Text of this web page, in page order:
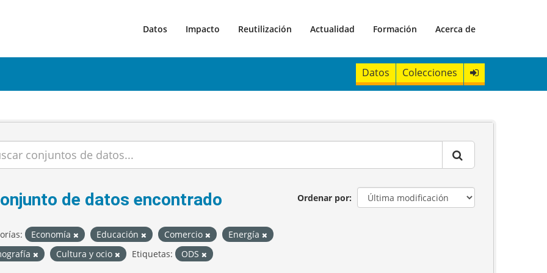
Datos Impacto Reutilización Actualidad Formación Acerca de
Datos Colecciones
Ordenar por
de datos encontrado
Economía Educación Comercio
Energía
Cultura y ocio Etiquetas: ODS